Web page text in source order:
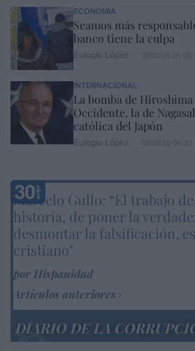
ECONOMÍA
Seamos más
banco tiene la culpa
INTERNACIONAL
La bomba de
Occidente, la de
católica del Japón
Marcelo Gullo: “El trabajo
historia, de poner la
desmontar la falsificación,
cristiano"
por Hispanidad
Artículos anteriores
DIARIO DE LA